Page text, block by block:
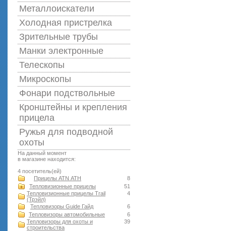
Металлоискатели
Холодная пристрелка
Зрительные трубы
Манки электронные
Телескопы
Микроскопы
Фонари подствольные
Кронштейны и крепления
прицела
Ружья для подводной
оxоты
На данный момент
в магазине находится:
4 посетитель(ей)
8
Прицелы ATN АТН
51
Тепловизионные прицелы
4
Тепловизионные прицелы Trail
(Трэйл)
6
Тепловизоры Guide Гайд
6
Тепловизоры автомобильные
39
Тепловизоры для охоты и
строительства